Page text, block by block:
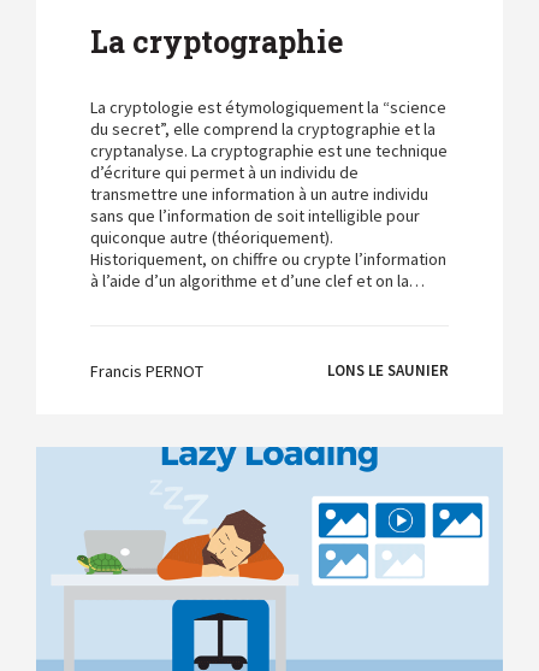
La cryptographie
La cryptologie est étymologiquement la “science
du secret”, elle comprend la cryptographie et la
cryptanalyse. La cryptographie est une technique
d’écriture qui permet à un individu de
transmettre une information à un autre individu
sans que l’information de soit intelligible pour
quiconque autre (théoriquement).
Historiquement, on chiffre ou crypte l’information
à l’aide d’un algorithme et d’une clef et on la…
Francis PERNOT LONS LE SAUNIER